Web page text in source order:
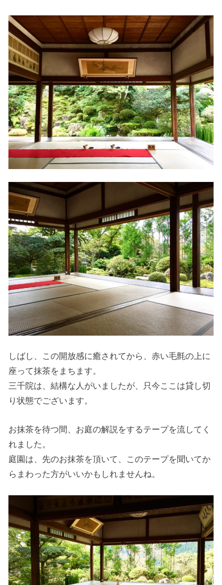
しばし、この開放感に癒されてから、赤い毛氈の上に
座って抹茶をまちます。
三千院は、結構な人がいましたが、只今ここは貸し切
り状態でございます。
お抹茶を待つ間、お庭の解説をするテープを流してく
れました。
庭園は、先のお抹茶を頂いて、このテープを聞いてか
らまわった方がいいかもしれませんね。